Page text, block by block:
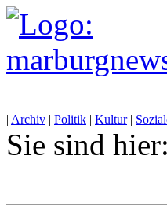
| Archiv | Politik | Kultur|
Sie sind hier: